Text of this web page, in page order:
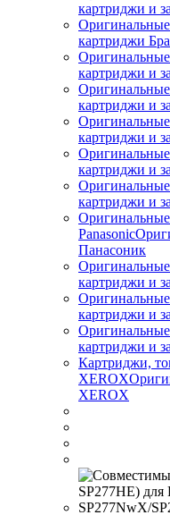
картриджи и
картриджи
картриджи и
картриджи и
картриджи и
картриджи и
картриджи и
Panasonic
Панасоник
картриджи и
картриджи и
картриджи и
Картриджи,
XEROX
XEROX